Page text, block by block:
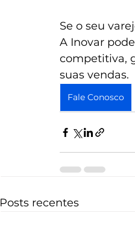
Se o seu
A Inovar
competitiva,
suas vendas.
Fale Conosco
Posts recentes